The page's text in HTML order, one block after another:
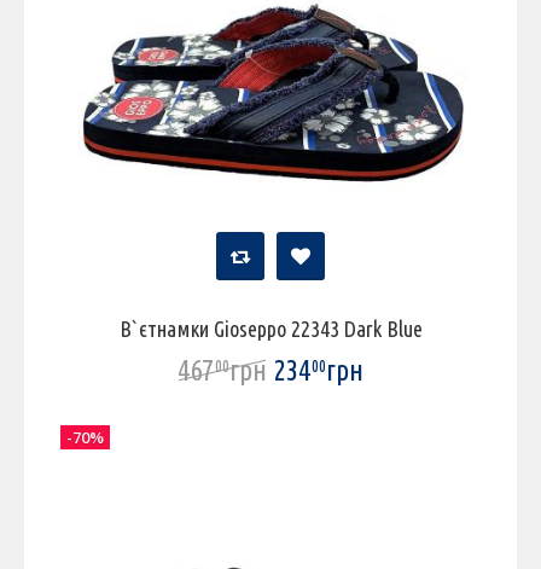
В`єтнамки Gioseppo 22343 Dark Blue
46700грн 23400грн
-70%